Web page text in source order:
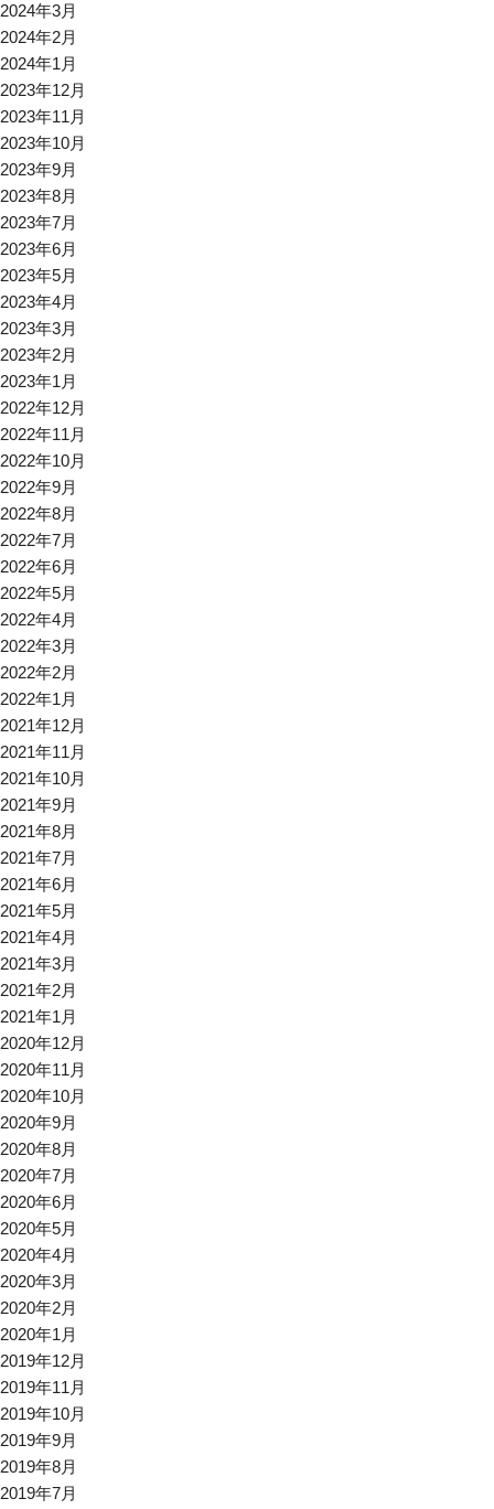
2024年3月
2024年2月
2024年1月
2023年12月
2023年11月
2023年10月
2023年9月
2023年8月
2023年7月
2023年6月
2023年5月
2023年4月
2023年3月
2023年2月
2023年1月
2022年12月
2022年11月
2022年10月
2022年9月
2022年8月
2022年7月
2022年6月
2022年5月
2022年4月
2022年3月
2022年2月
2022年1月
2021年12月
2021年11月
2021年10月
2021年9月
2021年8月
2021年7月
2021年6月
2021年5月
2021年4月
2021年3月
2021年2月
2021年1月
2020年12月
2020年11月
2020年10月
2020年9月
2020年8月
2020年7月
2020年6月
2020年5月
2020年4月
2020年3月
2020年2月
2020年1月
2019年12月
2019年11月
2019年10月
2019年9月
2019年8月
2019年7月